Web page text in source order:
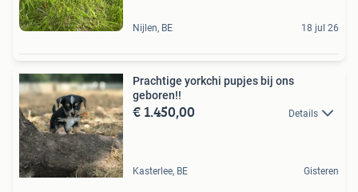
Nijlen, BE 18 jul 26
Prachtige yorkchi pupjes bij ons
geboren!!
€ 1.450,00 Details
Kasterlee, BE Gisteren